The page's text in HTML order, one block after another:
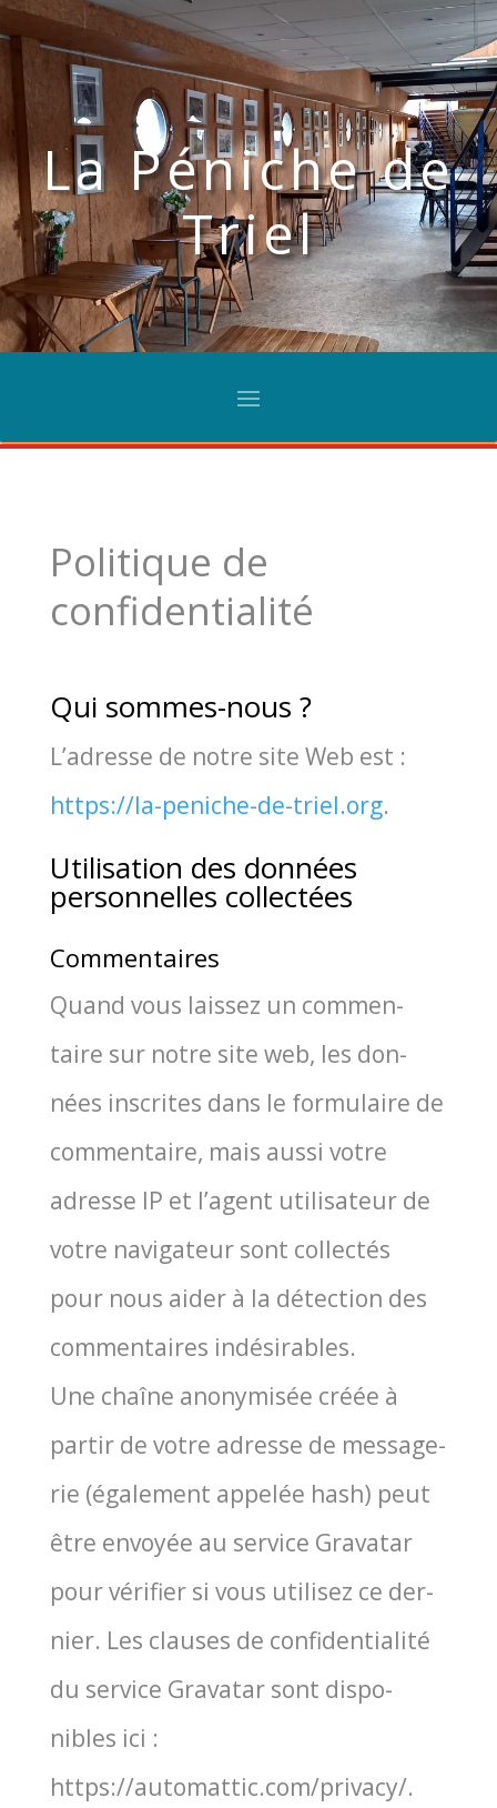
La Péniche de
Triel
Poli­tique de
confidentialité
Qui sommes-nous ?
L’adresse de notre site Web est :
https://la-peniche-de-triel.org.
Utilisation des données
personnelles collectées
Commentaires
Quand vous lais­sez un com­men­
taire sur notre site web, les don­
nées ins­crites dans le for­mu­laire de
com­men­taire, mais aus­si votre
adresse IP et l’agent uti­li­sa­teur de
votre navi­ga­teur sont col­lec­tés
pour nous aider à la détec­tion des
com­men­taires indé­si­rables.
Une chaîne ano­ny­mi­sée créée à
par­tir de votre adresse de mes­sa­ge­
rie (éga­le­ment appe­lée hash) peut
être envoyée au ser­vice Gra­va­tar
pour véri­fier si vous uti­li­sez ce der­
nier. Les clauses de confi­den­tia­li­té
du ser­vice Gra­va­tar sont dis­po­
nibles ici :
https://automattic.com/privacy/.